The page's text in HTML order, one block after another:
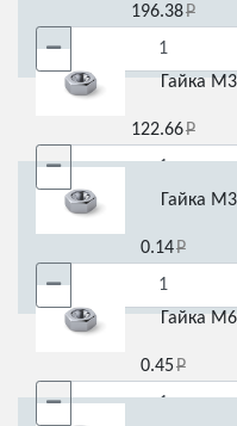
196.38
Гайка
122.66
Гайка
0.14
Гайка
0.45